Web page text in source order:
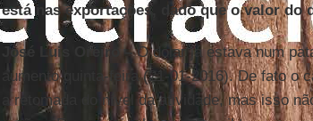
está nas exportações, dado que o valor do
José Luis Oreiro –O dólar já estava num
aumento quinta-feira (21-01-2016). De fato o
a retomada do nível da atividade, mas isso